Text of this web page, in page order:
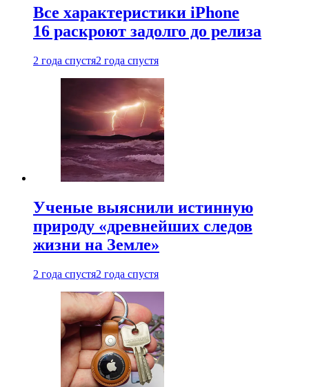
Все характеристики iPhone
16 раскроют задолго до релиза
2 года спустя2 года спустя
Ученые выяснили истинную
природу «древнейших следов
жизни на Земле»
2 года спустя2 года спустя